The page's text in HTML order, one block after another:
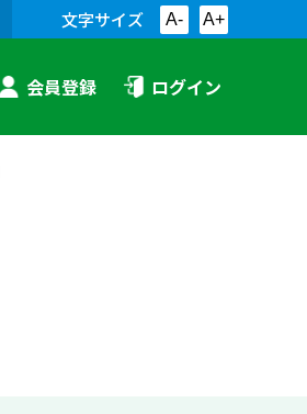
文字サイズ A- A+
会員登録 ログイン